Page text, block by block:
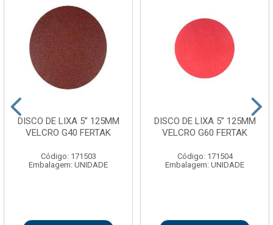
DISCO DE LIXA 5” 125MM
VELCRO G40 FERTAK
Código: 171503
Embalagem: UNIDADE
DISCO DE LIXA 5” 125MM
VELCRO G60 FERTAK
Código: 171504
Embalagem: UNIDADE